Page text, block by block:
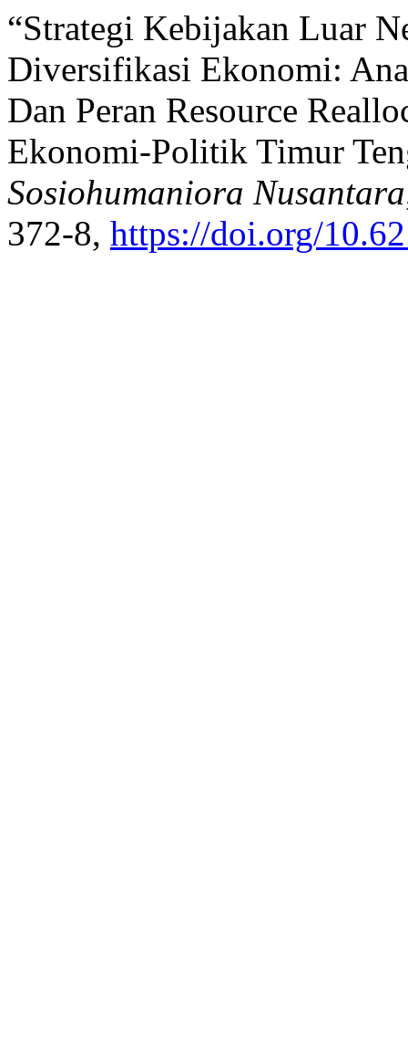
“Strategi Kebijakan Luar
Diversifikasi Ekonomi:
Dan Peran Resource
Ekonomi-Politik Timur
Sosiohumaniora Nusantara
372-8, https://doi.org/